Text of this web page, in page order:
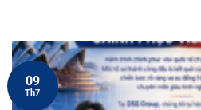
09
Th7